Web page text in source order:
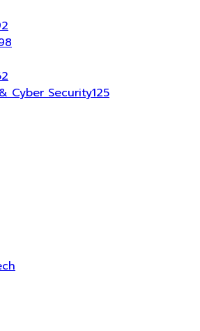
Cyber Security125